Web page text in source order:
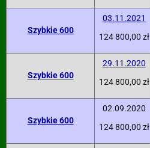
Szybkie 600
03.11.2021
124 800,00 zł
Szybkie 600
29.11.2020
124 800,00 zł
Szybkie 600
02.09.2020
124 800,00 zł